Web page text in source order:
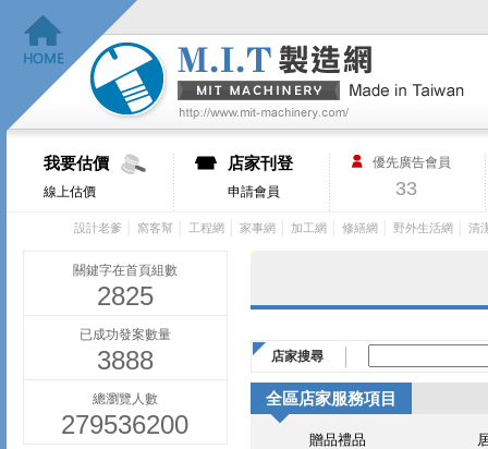
我要估價
線上估價
店家刊登
申請會員
優先廣告會員
33
設計老爹 窩客幫 工程網 家事網 加工網 修繕網 野外生活網 清
關鍵字在首頁組數
2825
已成功發案數量
3888
總瀏覽人數
279536200
店家搜尋
全區店家服務項目
贈品禮品